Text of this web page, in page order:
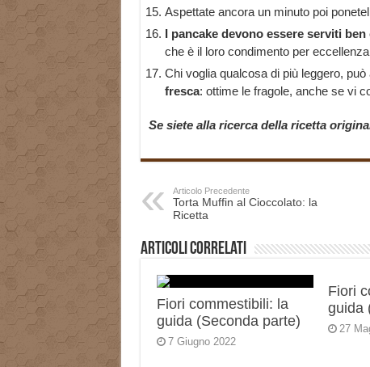
Aspettate ancora un minuto poi
I pancake devono essere serviti ben
che è il loro condimento per
Chi voglia qualcosa di più leggero,
fresca: ottime le fragole, anche se vi
Se siete alla ricerca della ricetta
Articolo Precedente
Torta Muffin al Cioccolato: la
Ricetta
Articoli correlati
Fiori commestibili: la
guida (Seconda parte)
7 Giugno 2022
Fiori
guida
27